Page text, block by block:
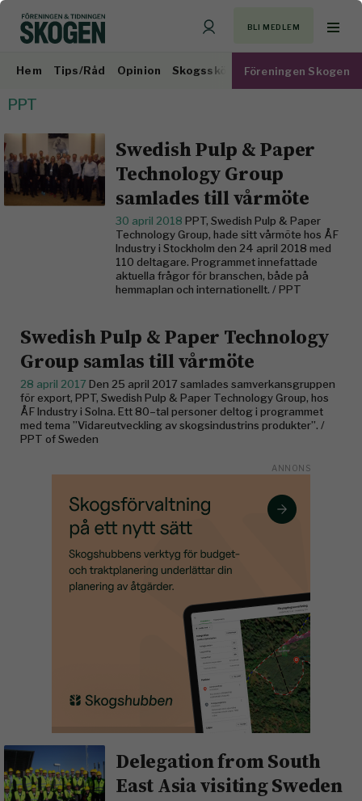
BLI MEDLEM
Hem Tips/Råd Opinion Skogsskötsel Virkesmarknad
Föreningen Skogen
PPT
Swedish Pulp & Paper
Technology Group
samlades till vårmöte
30 april 2018 PPT, Swedish Pulp & Paper
Technology Group, hade sitt vårmöte hos ÅF
Industry i Stockholm den 24 april 2018 med
110 deltagare. Programmet innefattade
aktuella frågor för branschen, både på
hemmaplan och internationellt. / PPT
Swedish Pulp & Paper Technology
Group samlas till vårmöte
28 april 2017 Den 25 april 2017 samlades samverkansgruppen
för export, PPT, Swedish Pulp & Paper Technology Group, hos
ÅF Industry i Solna. Ett 80–tal personer deltog i programmet
med tema ”Vidareutveckling av skogsindustrins produkter”. /
PPT of Sweden
Delegation from South
East Asia visiting Sweden